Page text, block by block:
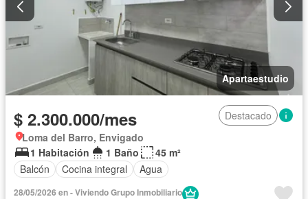
Apartaestudio
$ 2.300.000/mes
Destacado
Loma del Barro, Envigado
1 Habitación
1 Baño
45 m²
Balcón
Cocina integral Agua
28/05/2026 en - Viviendo Grupo Inmobiliario